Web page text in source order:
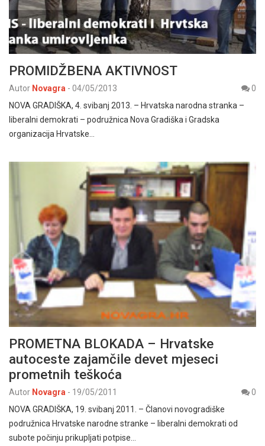
PROMIDŽBENA AKTIVNOST
Autor Novagra - 04/05/2013
0
NOVA GRADIŠKA, 4. svibanj 2013. – Hrvatska narodna stranka –
liberalni demokrati – podružnica Nova Gradiška i Gradska
organizacija Hrvatske…
PROMETNA BLOKADA – Hrvatske
autoceste zajamčile devet mjeseci
prometnih teškoća
Autor Novagra - 19/05/2011
0
NOVA GRADIŠKA, 19. svibanj 2011. – Članovi novogradiške
podružnica Hrvatske narodne stranke – liberalni demokrati od
subote počinju prikupljati potpise…